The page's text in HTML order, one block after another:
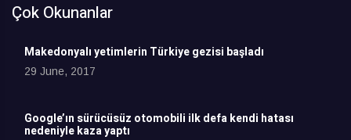
Çok Okunanlar
Makedonyalı yetimlerin Türkiye gezisi başladı
29 June, 2017
Google’ın sürücüsüz otomobili ilk defa kendi hatası
nedeniyle kaza yaptı